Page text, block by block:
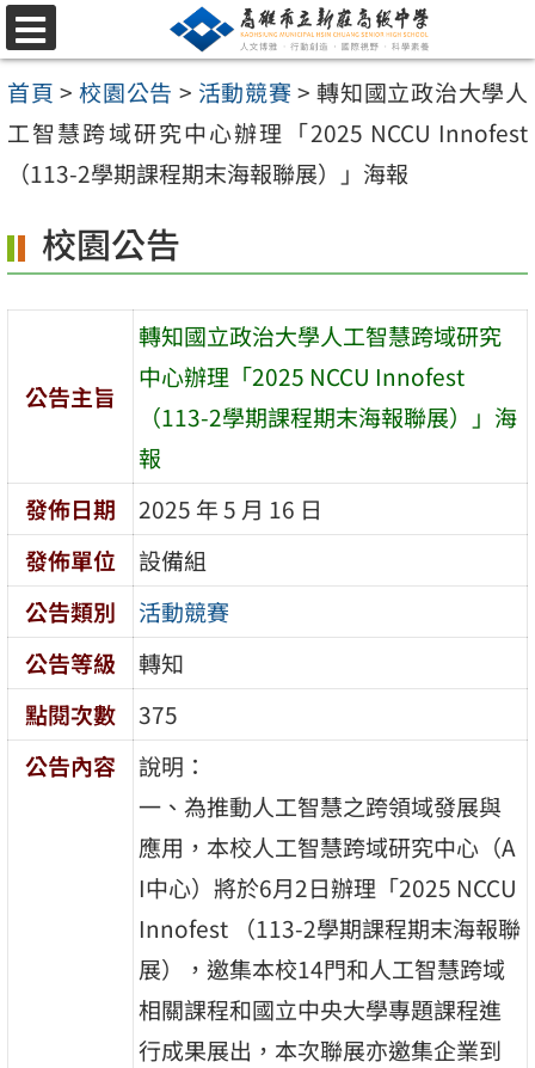
跳
至
主
要
區
選
單
首頁 > 校園公告 > 活動競賽 > 轉知國立政治大學人
工智慧跨域研究中心辦理「2025 NCCU Innofest
（113-2學期課程期末海報聯展）」海報
校園公告
公告主旨
轉知國立政治大學人工智慧跨域研究
中心辦理「2025 NCCU Innofest
（113-2學期課程期末海報聯展）」海
報
發佈日期
2025 年 5 月 16 日
發佈單位
設備組
公告類別
活動競賽
公告等級
轉知
點閱次數
375
公告內容
說明：
一、為推動人工智慧之跨領域發展與
應用，本校人工智慧跨域研究中心（A
I中心）將於6月2日辦理「2025 NCCU
Innofest （113-2學期課程期末海報聯
展），邀集本校14門和人工智慧跨域
相關課程和國立中央大學專題課程進
行成果展出，本次聯展亦邀集企業到